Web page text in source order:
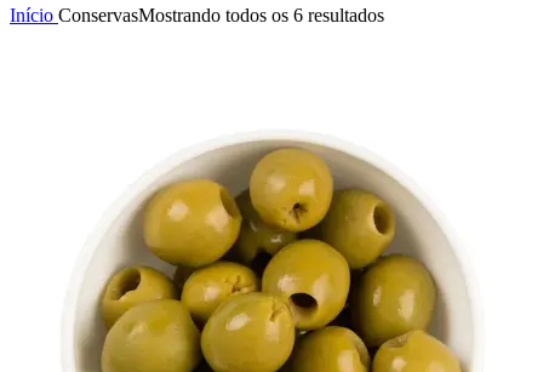
Início ConservasMostrando todos os 6 resultados